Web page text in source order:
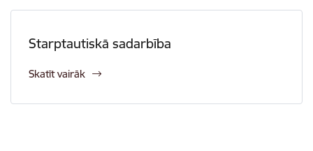
Starptautiskā sadarbība
Skatīt vairāk